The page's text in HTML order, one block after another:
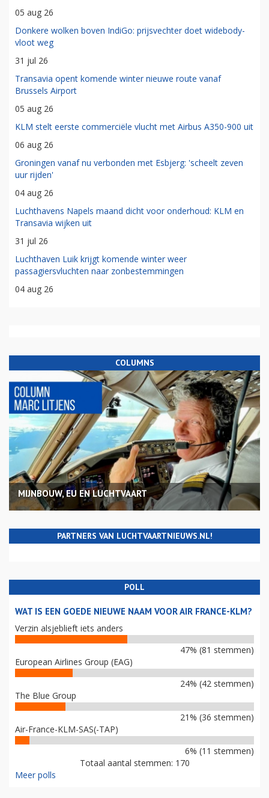
05 aug 26
Donkere wolken boven IndiGo: prijsvechter doet widebody-
vloot weg
31 jul 26
Transavia opent komende winter nieuwe route vanaf
Brussels Airport
05 aug 26
KLM stelt eerste commerciële vlucht met Airbus A350-900 uit
06 aug 26
Groningen vanaf nu verbonden met Esbjerg: 'scheelt zeven
uur rijden'
04 aug 26
Luchthavens Napels maand dicht voor onderhoud: KLM en
Transavia wijken uit
31 jul 26
Luchthaven Luik krijgt komende winter weer
passagiersvluchten naar zonbestemmingen
04 aug 26
COLUMNS
MIJNBOUW, EU EN LUCHTVAART
PARTNERS VAN LUCHTVAARTNIEUWS.NL!
POLL
WAT IS EEN GOEDE NIEUWE NAAM VOOR AIR FRANCE-KLM?
Verzin alsjeblieft iets anders
47% (81 stemmen)
European Airlines Group (EAG)
24% (42 stemmen)
The Blue Group
21% (36 stemmen)
Air-France-KLM-SAS(-TAP)
6% (11 stemmen)
Totaal aantal stemmen: 170
Meer polls